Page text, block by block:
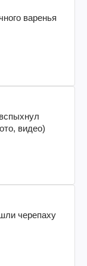
варенья
видео)
черепаху